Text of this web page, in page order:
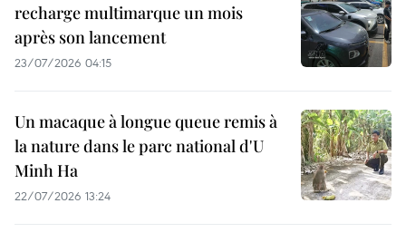
recharge multimarque un mois
après son lancement
23/07/2026 04:15
Un macaque à longue queue remis à
la nature dans le parc national d'U
Minh Ha
22/07/2026 13:24